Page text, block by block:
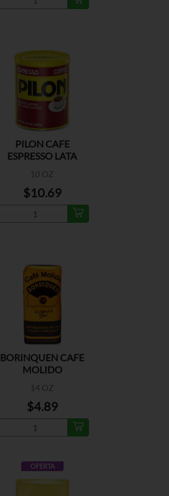
PILON CAFE
ESPRESSO LATA
10 OZ
$10.69
BORINQUEN CAFE
MOLIDO
14 OZ
$4.89
OFERTA